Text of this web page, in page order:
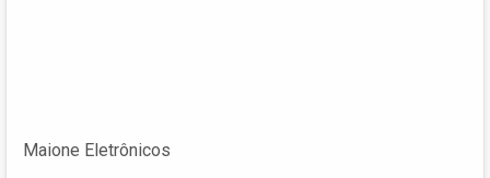
Maione Eletrônicos